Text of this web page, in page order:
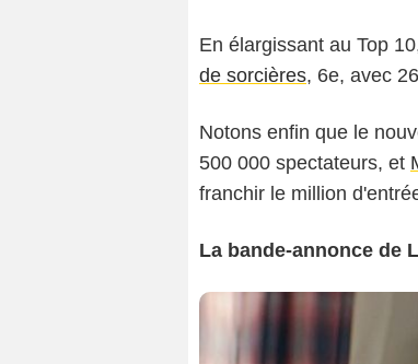
En élargissant au Top
de sorcières, 6e, avec
Notons enfin que le
500 000 spectateurs, et
franchir le million
La bande-annonce de